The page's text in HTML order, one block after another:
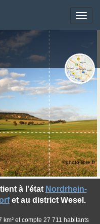
Toggle
à l'état Nordrhein-
et au district Wesel.
et compte 27 711 habitants
©photo-libre.fr
Toggle